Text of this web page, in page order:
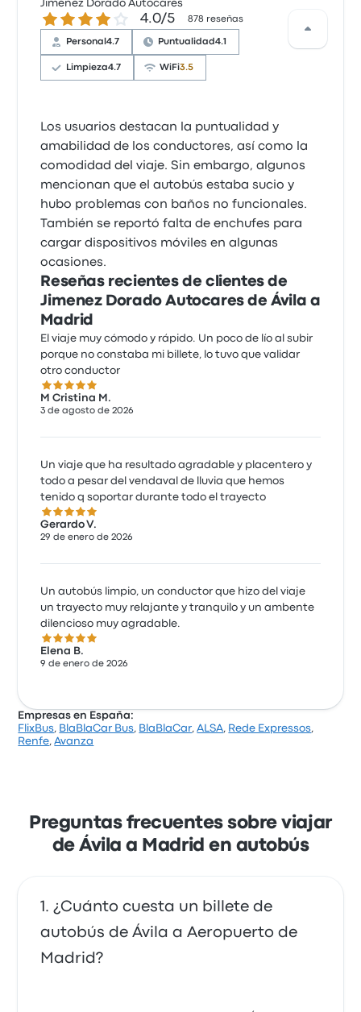
Jimenez Dorado Autocares
4.0 sobre 5 estrellas
4.0/5 878 reseñas
Personal4.7 Puntualidad4.1
Limpieza4.7 WiFi3.5
Los usuarios destacan la puntualidad y
amabilidad de los conductores, así como la
comodidad del viaje. Sin embargo, algunos
mencionan que el autobús estaba sucio y
hubo problemas con baños no funcionales.
También se reportó falta de enchufes para
cargar dispositivos móviles en algunas
ocasiones.
Reseñas recientes de clientes de
Jimenez Dorado Autocares de Ávila a
Madrid
El viaje muy cómodo y rápido. Un poco de lío al subir
porque no constaba mi billete, lo tuvo que validar
otro conductor
5.0 sobre 5 estrellas
M Cristina M.
3 de agosto de 2026
Un viaje que ha resultado agradable y placentero y
todo a pesar del vendaval de lluvia que hemos
tenido q soportar durante todo el trayecto
5.0 sobre 5 estrellas
Gerardo V.
29 de enero de 2026
Un autobús limpio, un conductor que hizo del viaje
un trayecto muy relajante y tranquilo y un ambente
dilencioso muy agradable.
5.0 sobre 5 estrellas
Elena B.
9 de enero de 2026
Empresas en España:
FlixBus, BlaBlaCar Bus, BlaBlaCar,ALSA, Rede Expressos,
Renfe,Avanza
Preguntas frecuentes sobre viajar
de Ávila a Madrid en autobús
¿Cuánto cuesta un billete de
autobús de Ávila a Aeropuerto de
Madrid?